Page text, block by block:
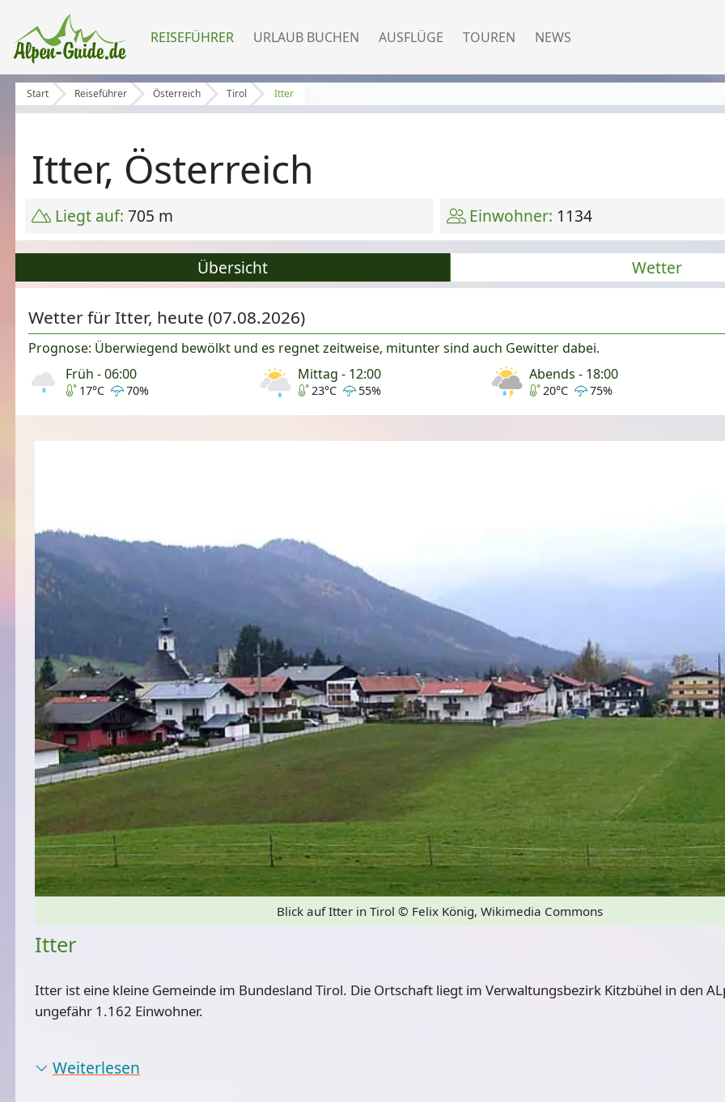
REISEFÜHRER URLAUB BUCHEN AUSFLÜGE TOUREN NEWS
Start Reiseführer Österreich Tirol Itter
Itter, Österreich
Liegt auf: 705 m Einwohner: 1134
Übersicht Wetter
Wetter für Itter, heute (07.08.2026)
Prognose: Überwiegend bewölkt und es regnet zeitweise, mitunter sind auch Gewitter dabei.
Früh - 06:00
17°C 70%
Mittag - 12:00
23°C 55%
Abends - 18:00
20°C 75%
Blick auf Itter in Tirol © Felix König, Wikimedia Commons
Itter
Itter ist eine kleine Gemeinde im Bundesland Tirol. Die Ortschaft liegt im Verwaltungsbezirk Kitzbühel in den
ungefähr 1.162 Einwohner.
Weiterlesen